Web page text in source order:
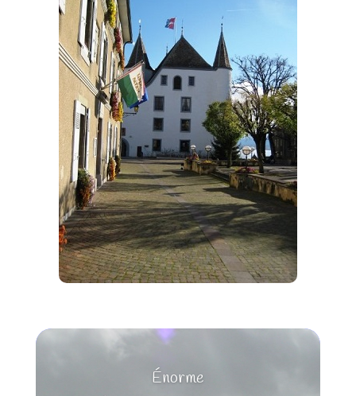
Énorme